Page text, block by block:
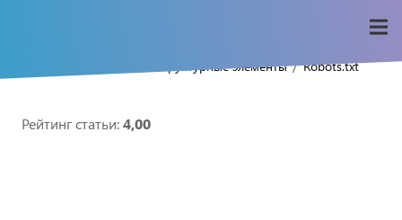
Структурные элементы / Robots.txt
Рейтинг статьи:4,00